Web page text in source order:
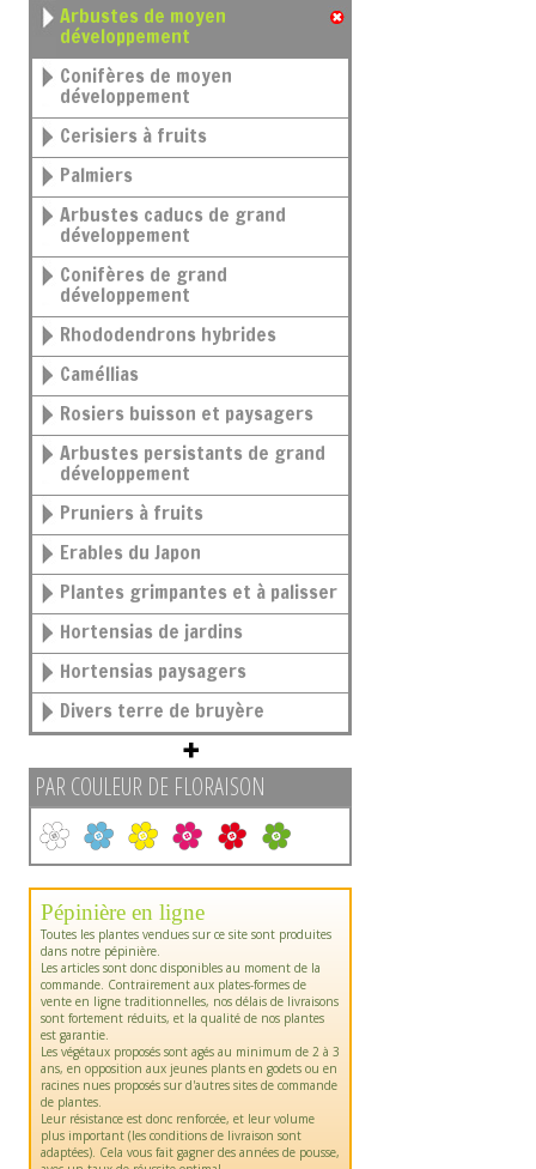
Arbustes de moyen
développement
Conifères de moyen
développement
Cerisiers à fruits
Palmiers
Arbustes caducs de grand
développement
Conifères de grand
développement
Rhododendrons hybrides
Caméllias
Rosiers buisson et paysagers
Arbustes persistants de grand
développement
Pruniers à fruits
Erables du Japon
Plantes grimpantes et à palisser
Hortensias de jardins
Hortensias paysagers
Divers terre de bruyère
PAR COULEUR DE FLORAISON
Pépinière en ligne
Toutes les plantes vendues sur ce site sont produites
dans notre pépinière.
Les articles sont donc disponibles au moment de la
commande. Contrairement aux plates-formes de
vente en ligne traditionnelles, nos délais de livraisons
sont fortement réduits, et la qualité de nos plantes
est garantie.
Les végétaux proposés sont agés au minimum de 2 à 3
ans, en opposition aux jeunes plants en godets ou en
racines nues proposés sur d'autres sites de commande
de plantes.
Leur résistance est donc renforcée, et leur volume
plus important (les conditions de livraison sont
adaptées). Cela vous fait gagner des années de pousse,